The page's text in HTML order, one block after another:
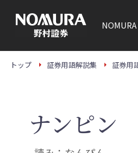
本
NOMURA
トップ 証券用語解説集 証券用
ナンピン